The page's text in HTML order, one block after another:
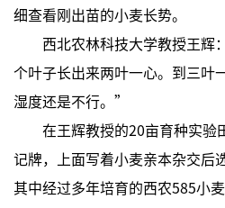
细查看刚出苗的小麦长势。
西北农林科技大学教授王辉
个叶子长出来两叶一心。到三叶
湿度还是不行。”
在王辉教授的20亩育种实验
记牌，上面写着小麦亲本杂交后
其中经过多年培育的西农585小